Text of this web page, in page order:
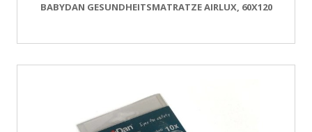
BABYDAN GESUNDHEITSMATRATZE AIRLUX, 60X120